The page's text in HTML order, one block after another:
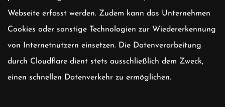
Webseite erfasst werden. Zudem kann das Unternehmen
Cookies oder sonstige Technologien zur Wiedererkennung
von Internetnutzern einsetzen. Die Datenverarbeitung
durch Cloudflare dient stets ausschließlich dem Zweck,
einen schnellen Datenverkehr zu ermöglichen.